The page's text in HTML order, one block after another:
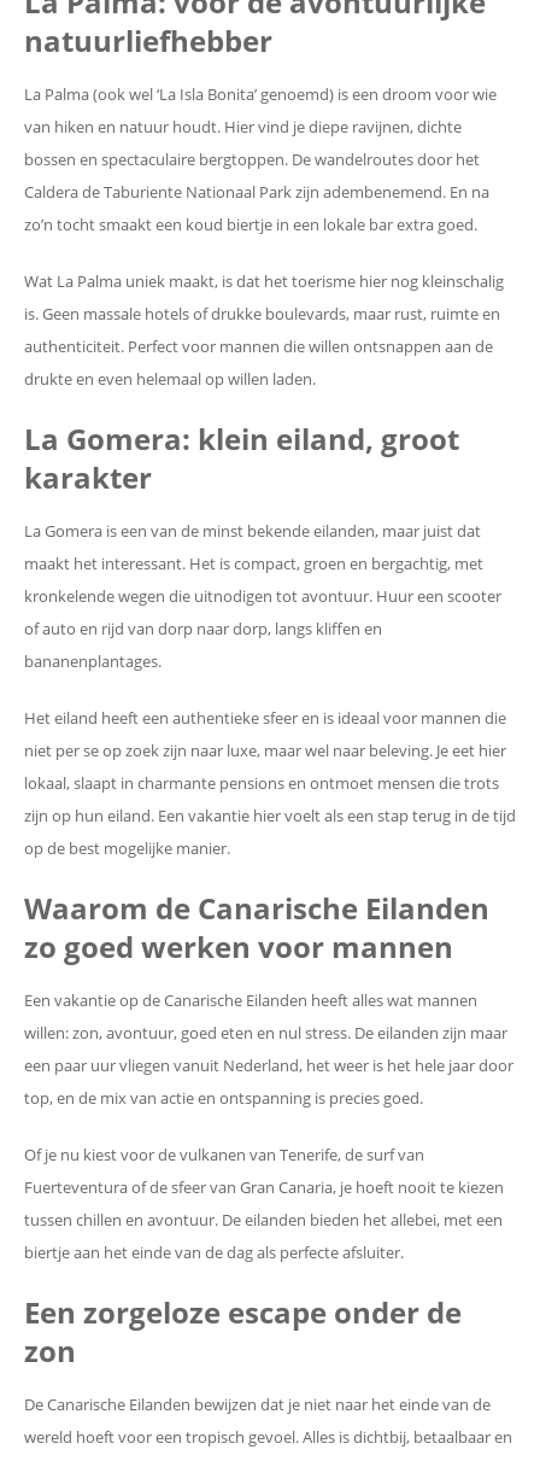
natuurliefhebber
La Palma (ook wel ‘La Isla Bonita’ genoemd) is een droom voor wie
van hiken en natuur houdt. Hier vind je diepe ravijnen, dichte
bossen en spectaculaire bergtoppen. De wandelroutes door het
Caldera de Taburiente Nationaal Park zijn adembenemend. En na
zo’n tocht smaakt een koud biertje in een lokale bar extra goed.
Wat La Palma uniek maakt, is dat het toerisme hier nog kleinschalig
is. Geen massale hotels of drukke boulevards, maar rust, ruimte en
authenticiteit. Perfect voor mannen die willen ontsnappen aan de
drukte en even helemaal op willen laden.
La Gomera: klein eiland, groot
karakter
La Gomera is een van de minst bekende eilanden, maar juist dat
maakt het interessant. Het is compact, groen en bergachtig, met
kronkelende wegen die uitnodigen tot avontuur. Huur een scooter
of auto en rijd van dorp naar dorp, langs kliffen en
bananenplantages.
Het eiland heeft een authentieke sfeer en is ideaal voor mannen die
niet per se op zoek zijn naar luxe, maar wel naar beleving. Je eet hier
lokaal, slaapt in charmante pensions en ontmoet mensen die trots
zijn op hun eiland. Een vakantie hier voelt als een stap terug in de tijd
op de best mogelijke manier.
Waarom de Canarische Eilanden
zo goed werken voor mannen
Een vakantie op de Canarische Eilanden heeft alles wat mannen
willen: zon, avontuur, goed eten en nul stress. De eilanden zijn maar
een paar uur vliegen vanuit Nederland, het weer is het hele jaar door
top, en de mix van actie en ontspanning is precies goed.
Of je nu kiest voor de vulkanen van Tenerife, de surf van
Fuerteventura of de sfeer van Gran Canaria, je hoeft nooit te kiezen
tussen chillen en avontuur. De eilanden bieden het allebei, met een
biertje aan het einde van de dag als perfecte afsluiter.
Een zorgeloze escape onder de
zon
De Canarische Eilanden bewijzen dat je niet naar het einde van de
wereld hoeft voor een tropisch gevoel. Alles is dichtbij, betaalbaar en